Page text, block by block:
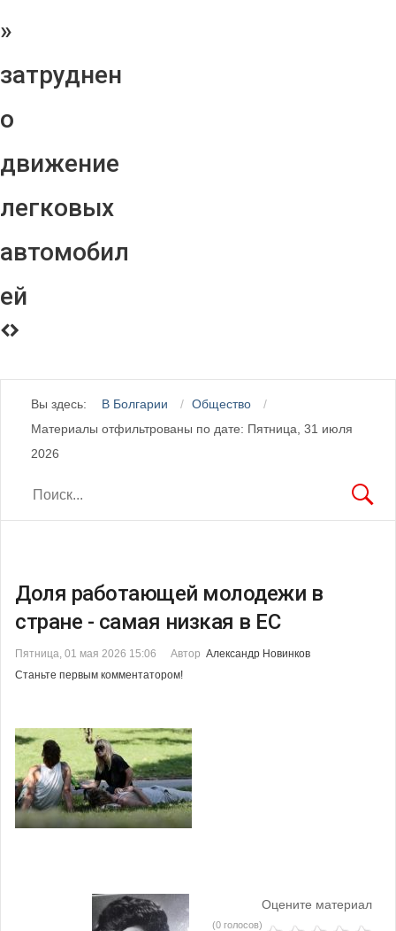
»
затруднен
о
движение
легковых
автомобил
ей
Вы здесь: В Болгарии
Общество
Материалы отфильтрованы по дате: Пятница, 31 июля
2026
Доля работающей молодежи в
стране - самая низкая в ЕС
Пятница, 01 мая 2026 15:06 Автор Александр Новинков
Станьте первым комментатором!
Оцените материал
(0 голосов)